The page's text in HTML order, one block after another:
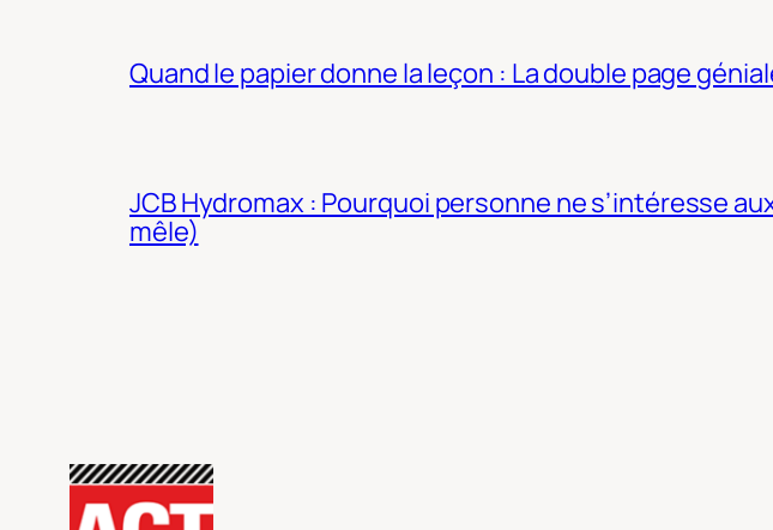
Quand le papier donne la leçon : La double page
JCB Hydromax : Pourquoi personne ne s’intéresse
mêle)